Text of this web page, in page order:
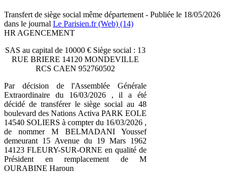
Transfert de siège social même département - Publiée le 18/05/2026
dans le journal Le Parisien.fr (Web) (14)
HR AGENCEMENT
SAS au capital de 10000 € Siège social : 13
RUE BRIERE 14120 MONDEVILLE
RCS CAEN 952760502
Par décision de l'Assemblée Générale
Extraordinaire du 16/03/2026 , il a été
décidé de transférer le siège social au 48
boulevard des Nations Activa PARK EOLE
14540 SOLIERS à compter du 16/03/2026 ,
de nommer M BELMADANI Youssef
demeurant 15 Avenue du 19 Mars 1962
14123 FLEURY-SUR-ORNE en qualité de
Président en remplacement de M
OURABINE Haroun